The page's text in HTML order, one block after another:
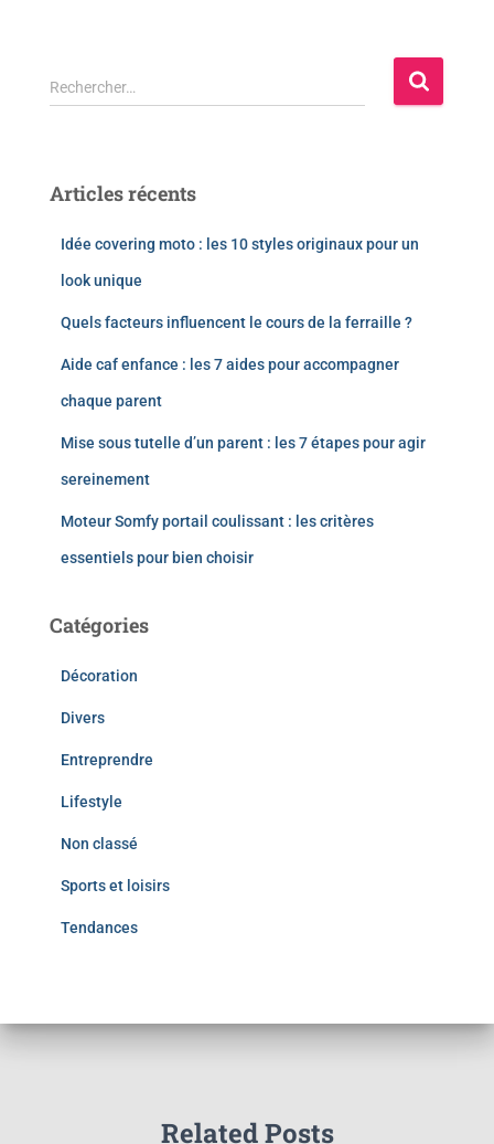
Rechercher…
Articles récents
Idée covering moto : les 10 styles originaux pour un
look unique
Quels facteurs influencent le cours de la ferraille ?
Aide caf enfance : les 7 aides pour accompagner
chaque parent
Mise sous tutelle d’un parent : les 7 étapes pour agir
sereinement
Moteur Somfy portail coulissant : les critères
essentiels pour bien choisir
Catégories
Décoration
Divers
Entreprendre
Lifestyle
Non classé
Sports et loisirs
Tendances
Related Posts